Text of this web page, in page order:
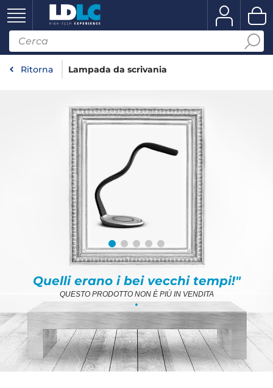
Ritorna Lampada da scrivania
Quelli erano i bei vecchi tempi!"
QUESTO PRODOTTO NON È PIÙ IN VENDITA
.